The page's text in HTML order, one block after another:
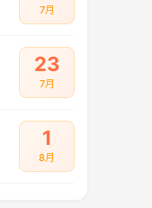
7月
23
7月
1
8月